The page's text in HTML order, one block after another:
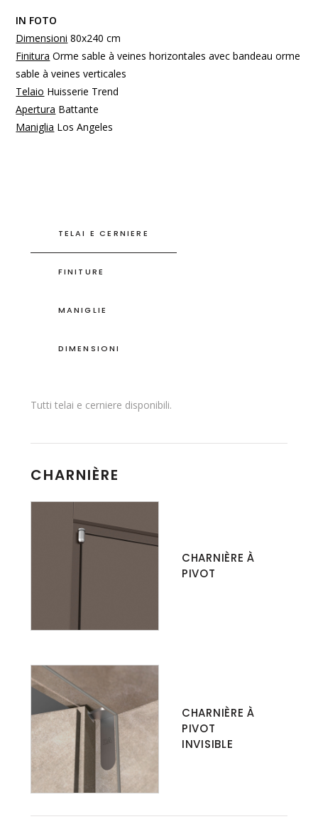
IN FOTO
Dimensioni 80x240 cm
Finitura Orme sable à veines horizontales avec bandeau orme
sable à veines verticales
Telaio Huisserie Trend
Apertura Battante
Maniglia Los Angeles
TELAI E CERNIERE
FINITURE
MANIGLIE
DIMENSIONI
Tutti telai e cerniere disponibili.
CHARNIÈRE
CHARNIÈRE À
PIVOT
CHARNIÈRE À
PIVOT
INVISIBLE